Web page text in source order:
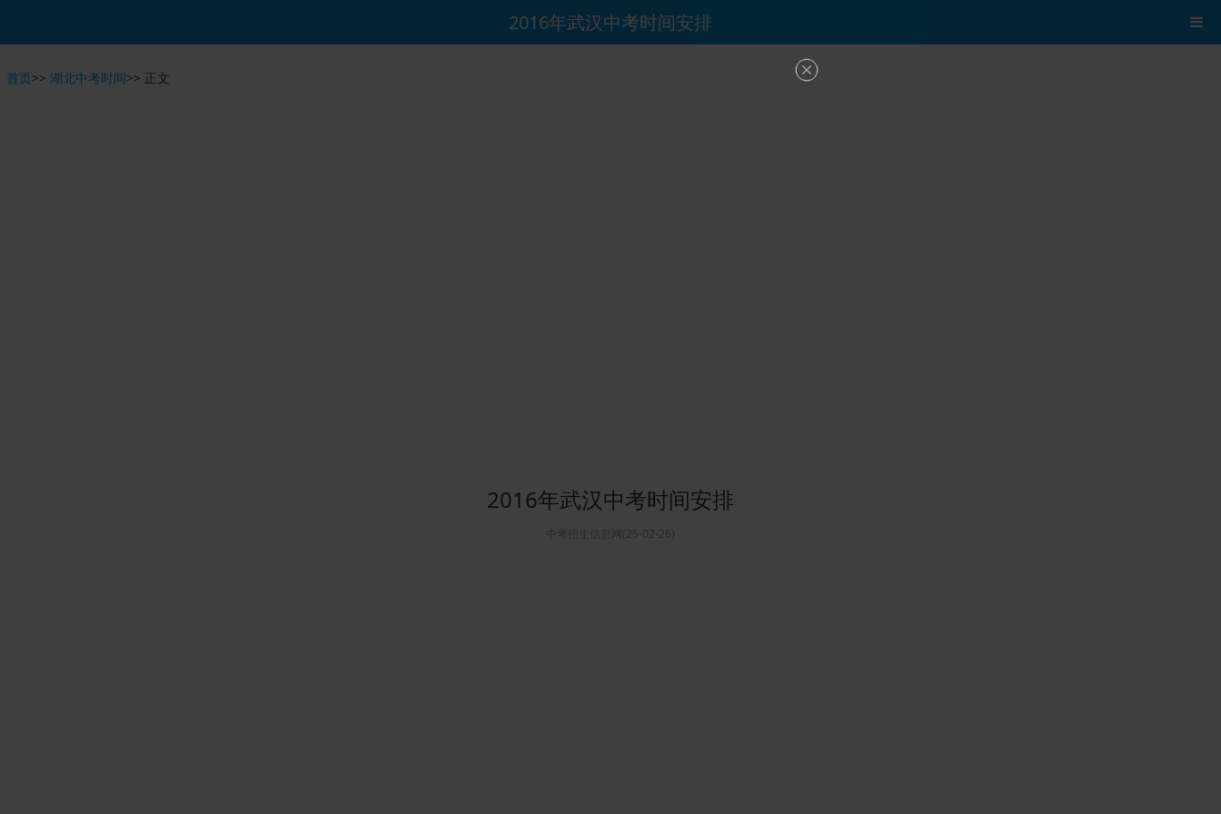
2016年武汉中考时间安排
首页>> 湖北中考时间>> 正文
2016年武汉中考时间安排
中考招生信息网(25-02-26)